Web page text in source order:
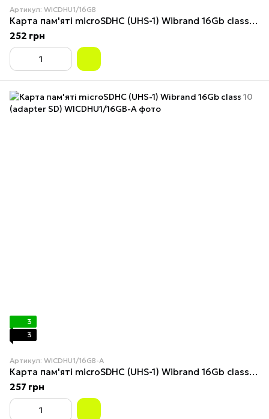
Артикул: WICDHU1/16GB
Карта пам'яті microSDHC (UHS-1) Wibrand 16Gb class 10
252 грн
3
3
Артикул: WICDHU1/16GB-A
Карта пам'яті microSDHC (UHS-1) Wibrand 16Gb class 10 (adapter SD)
257 грн